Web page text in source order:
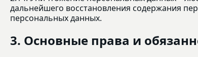
дальнейшего восстановления содержания
персональных данных.
3. Основные права и